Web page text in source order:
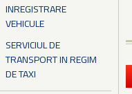
INREGISTRARE
VEHICULE
SERVICIUL DE
TRANSPORT IN REGIM
DE TAXI